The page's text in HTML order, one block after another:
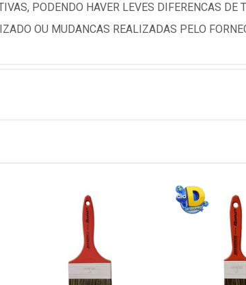
PODENDO HAVER LEVES DIFERENCAS DE
OU MUDANCAS REALIZADAS PELO